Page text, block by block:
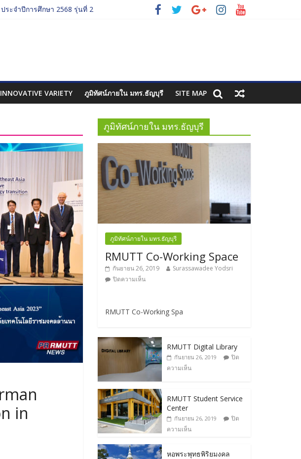
ะจำปีการศึกษา 2568 รุ่นที่ 2
ะจำปีการศึกษา 2568 รุ่นที่ 3
INNOVATIVE VARIETY ภูมิทัศน์ภายใน มทร.ธัญบุรี SITE MAP
in
ภูมิทัศน์ภายใน มทร.ธัญบุรี
ภูมิทัศน์ภายใน มทร.ธัญบุรี
RMUTT Co-Working Space
กันยายน 26, 2019
Surassawadee Yodsri
ปิดความเห็น
RMUTT Co-Working Spa
RMUTT Digital Library
กันยายน 26, 2019
ปิด
ความเห็น
RMUTT Student Service
Center
กันยายน 26, 2019
ปิด
ความเห็น
หอพระพุทธพิริยมงคล